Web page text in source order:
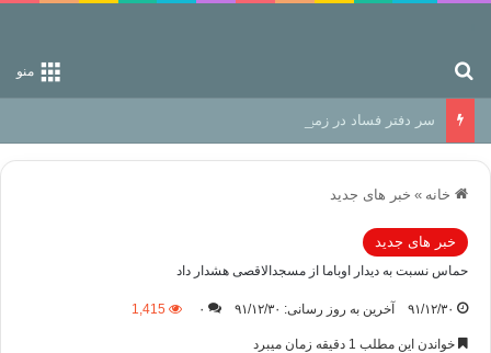
منو
سر دفتر فساد در زمین‌، دوری وکناره‌گیری از راه خداست‌!
خانه » خبر های جدید
خبر های جدید
حماس نسبت به دیدار اوباما از مسجدالاقصی هشدار داد
۹۱/۱۲/۳۰ آخرین به روز رسانی: ۹۱/۱۲/۳۰ ۰ 1,415
خواندن این مطلب 1 دقیقه زمان میبرد